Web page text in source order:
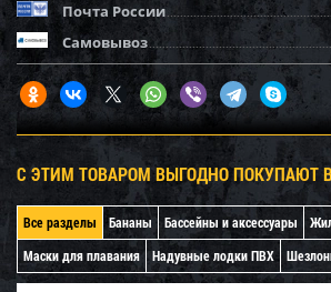
Почта России
Самовывоз
С ЭТИМ ТОВАРОМ ВЫГОДНО ПОКУПАЮТ
Все разделы Бананы Бассейны и аксессуары
Маски для плавания
Надувные лодки ПВХ